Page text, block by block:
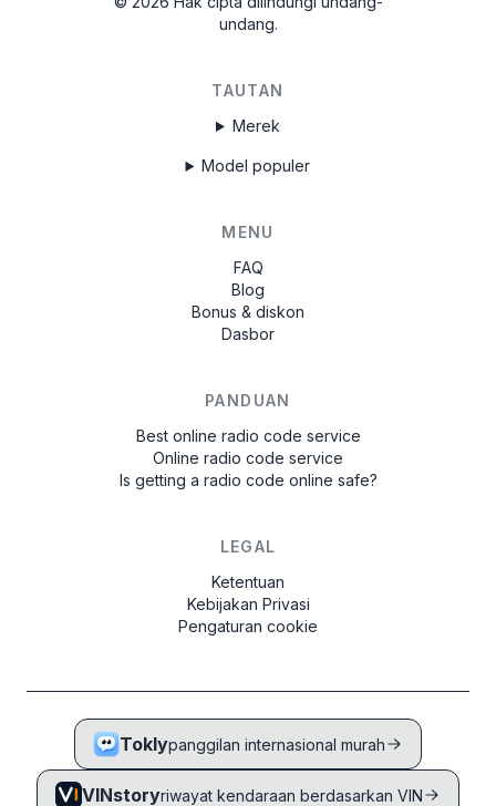
undang.
TAUTAN
Merek
Model populer
MENU
FAQ
Blog
Bonus & diskon
Dasbor
PANDUAN
Best online radio code service
Online radio code service
Is getting a radio code online safe?
LEGAL
Ketentuan
Kebijakan Privasi
Pengaturan cookie
Toklypanggilan internasional murah
VINstoryriwayat kendaraan berdasarkan VIN